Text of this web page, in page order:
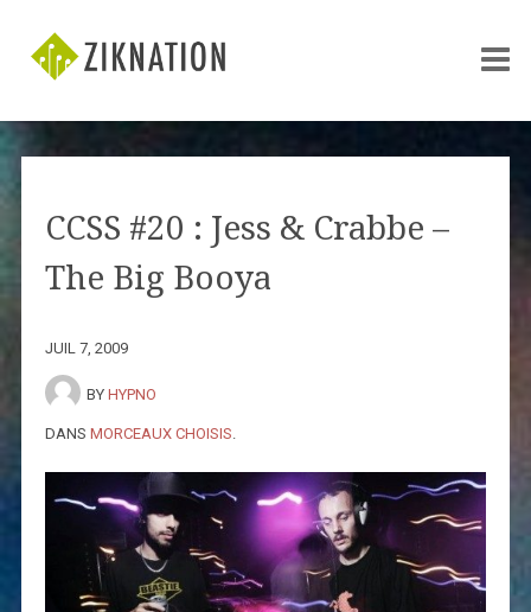
CCSS #20 : Jess & Crabbe –
The Big Booya
JUIL 7, 2009
BY HYPNO
DANS MORCEAUX CHOISIS